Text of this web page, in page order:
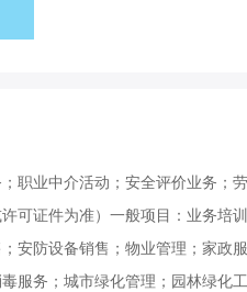
职业中介活动；安全评价业务；
可证件为准）一般项目：业务培
安防设备销售；物业管理；家政
服务；城市绿化管理；园林绿化